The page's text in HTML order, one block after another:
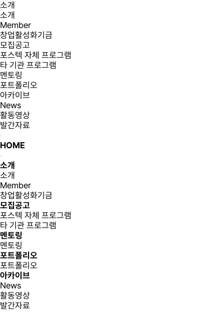
소개
소개
Member
창업활성화기금
모집공고
포스텍 자체 프로그램
타 기관 프로그램
멘토링
포트폴리오
아카이브
News
활동영상
발간자료
HOME
소개
소개
Member
창업활성화기금
모집공고
포스텍 자체 프로그램
타 기관 프로그램
멘토링
멘토링
포트폴리오
포트폴리오
아카이브
News
활동영상
발간자료